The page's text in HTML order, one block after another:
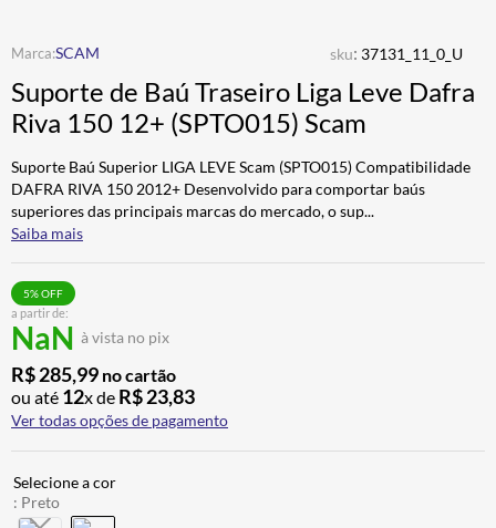
SCAM sku: 37131_11_0_U
Suporte de Baú Traseiro Liga Leve Dafra
Riva 150 12+ (SPTO015) Scam
Suporte Baú Superior LIGA LEVE Scam (SPTO015) Compatibilidade
DAFRA RIVA 150 2012+ Desenvolvido para comportar baús
superiores das principais marcas do mercado, o sup...
Saiba mais
a partir de:
NaN à vista no pix
5% OFF
R$285,99 no cartão
ou até 12x de R$23,83
Ver todas opções de pagamento
: Preto
4º ÓCULOS SOLAR
5º LUVA
6º BAU
7º ALPINESTAR
8º CALÇA
9º BOTAS
10º